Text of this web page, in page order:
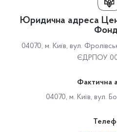
Юридична адреса
04070, м. Київ, вул.
ЄДРПОУ
Фактична
04070, м. Київ, вул.